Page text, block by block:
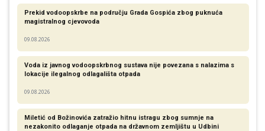
Prekid vodoopskrbe na području Grada Gospića zbog puknuća
magistralnog cjevovoda
09.08.2026
Voda iz javnog vodoopskrbnog sustava nije povezana s nalazima s
lokacije ilegalnog odlagališta otpada
09.08.2026
Miletić od Božinovića zatražio hitnu istragu zbog sumnje na
nezakonito odlaganje otpada na državnom zemljištu u Udbini